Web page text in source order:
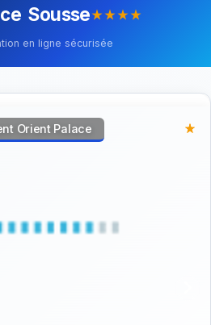
Soussestar_ratestar_ratestar_ratestar_rate
en ligne sécurisée
Orient Palace star_rate
star_rate
star_rate
star_rate